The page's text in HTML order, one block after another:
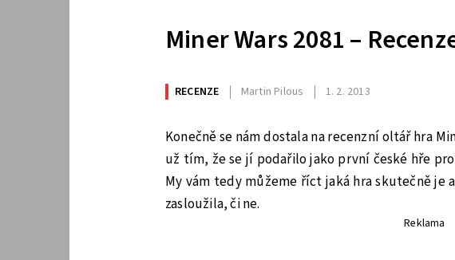
Miner Wars 2081 –
RECENZE Martin Pilous 1. 2. 2013
Konečně se nám dostala na recenzní oltář hra
už tím, že se jí podařilo jako první české hře
My vám tedy můžeme říct jaká hra skutečně je
zasloužila, či ne.
Reklama